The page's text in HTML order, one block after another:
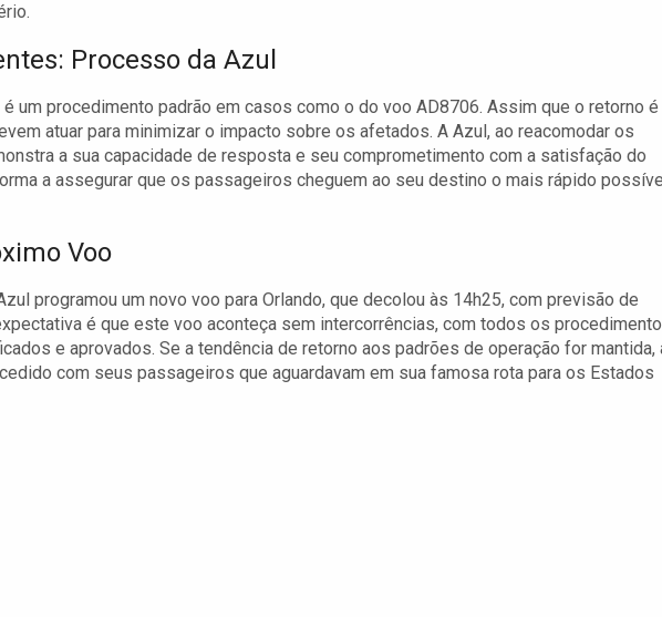
Processo da Azul
um procedimento padrão em casos como o do voo AD8706. Assim que o retorno é
atuar para minimizar o impacto sobre os afetados. A Azul, ao reacomodar os
a sua capacidade de resposta e seu comprometimento com a satisfação do
a assegurar que os passageiros cheguem ao seu destino o mais rápido
Voo
programou um novo voo para Orlando, que decolou às 14h25, com previsão de
é que este voo aconteça sem intercorrências, com todos os
e aprovados. Se a tendência de retorno aos padrões de operação for mantida,
com seus passageiros que aguardavam em sua famosa rota para os Estados